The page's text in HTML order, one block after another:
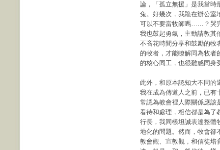
論，「孤立無援」是我當時
兔。好幾次，我跪在辦公室
可以不要當牧師嗎……？哭
我也鼓起勇氣，主動請教其
不吝花時間分享和鼓勵的牧
的牧者，才能瞭解同為牧者
的核心同工，也很難感同身
此外，和原本認知大不同的
我在成為傳道人之前，已有
常認為教會裡人際關係應該
看待和處理，相信都是為了
行長，我同樣坦誠表達整體
地化的問題。然而，牧會卻
教會觀、宣教觀，和信徒培